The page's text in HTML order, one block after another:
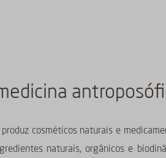
cosméticos naturais e
naturais, orgânicos e